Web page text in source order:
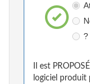
?
Il est
logiciel produit